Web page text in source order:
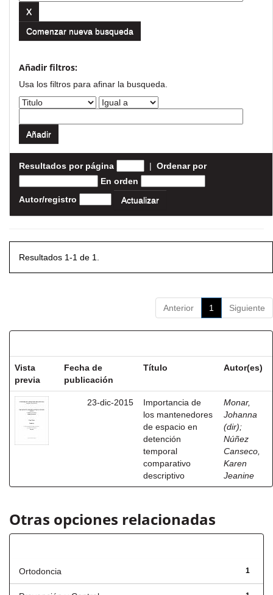
Comenzar nueva busqueda
Añadir filtros:
Usa los filtros para afinar la busqueda.
Resultados por página | Ordenar por
En orden
Autor/registro
Resultados 1-1 de 1.
Anterior 1 Siguiente
Vista
previa
Fecha de
publicación
Título Autor(es)
23-dic-2015
Importancia de
los mantenedores
de espacio en
detención
temporal
comparativo
descriptivo
Monar,
Johanna
(dir);
Núñez
Canseco,
Karen
Jeanine
Otras opciones relacionadas
1
Ortodoncia